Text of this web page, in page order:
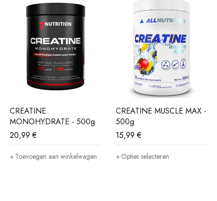
CREATINE
MONOHYDRATE - 500g
20,99€
Toevoegen aan winkelwagen
CREATINE MUSCLE MAX -
500g
15,99€
Opties selecteren